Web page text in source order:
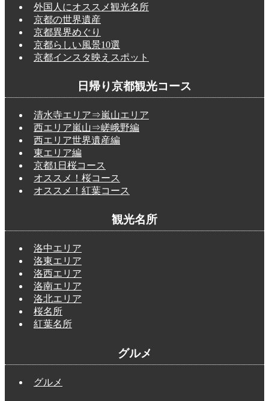
外国人にオススメ観光名所
京都の世界遺産
京都異界めぐり
京都らしい風景10選
京都インスタ映えスポット
日帰り京都観光コース
清水寺エリア⇒嵐山エリア
西エリア嵐山⇒嵯峨野編
西エリア世界遺産編
東エリア編
京都1日桜コース
オススメ！桜コース
オススメ！紅葉コース
観光名所
洛中エリア
洛東エリア
洛西エリア
洛南エリア
洛北エリア
桜名所
紅葉名所
グルメ
グルメ